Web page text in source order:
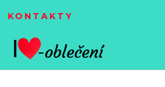
KONTAKTY